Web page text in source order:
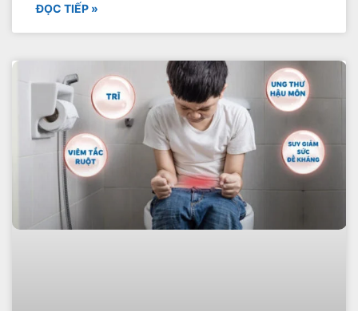
ĐỌC TIẾP »